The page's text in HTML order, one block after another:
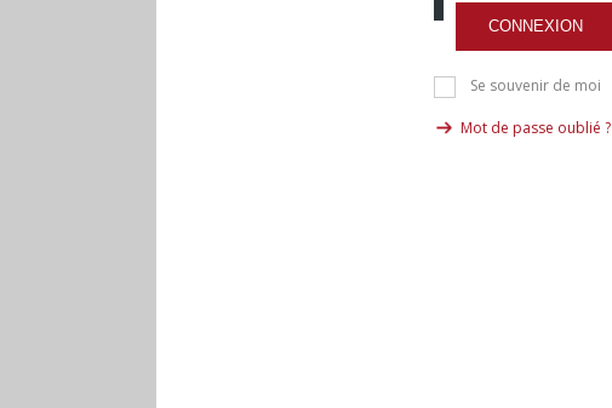
CONNEXION
Se souvenir de moi
Mot de passe oublié ?